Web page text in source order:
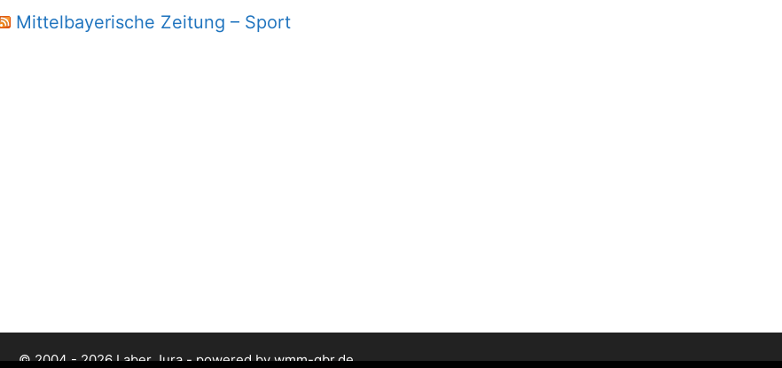
Mittelbayerische Zeitung – Sport
© 2004 - 2026 Laber Jura - powered by wmm-gbr.de